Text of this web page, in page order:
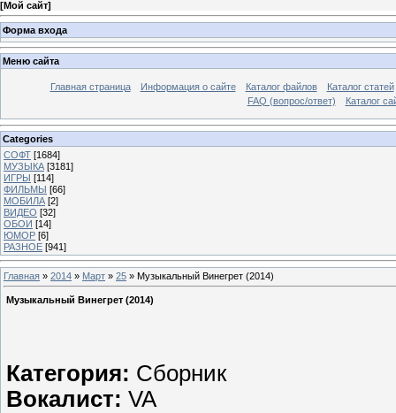
[Мой сайт]
Форма входа
Меню сайта
Главная страница Информация о сайте Каталог файлов
Каталог статей
FAQ (вопрос/ответ)
Каталог
Categories
СОФТ [1684]
МУЗЫКА [3181]
ИГРЫ [114]
ФИЛЬМЫ [66]
МОБИЛА [2]
ВИДЕО [32]
ОБОИ [14]
ЮМОР [6]
РАЗНОЕ [941]
Главная » 2014 » Март » 25 » Музыкальный Винегрет (2014)
Музыкальный Винегрет (2014)
Категория: Сборник
Вокалист: VA